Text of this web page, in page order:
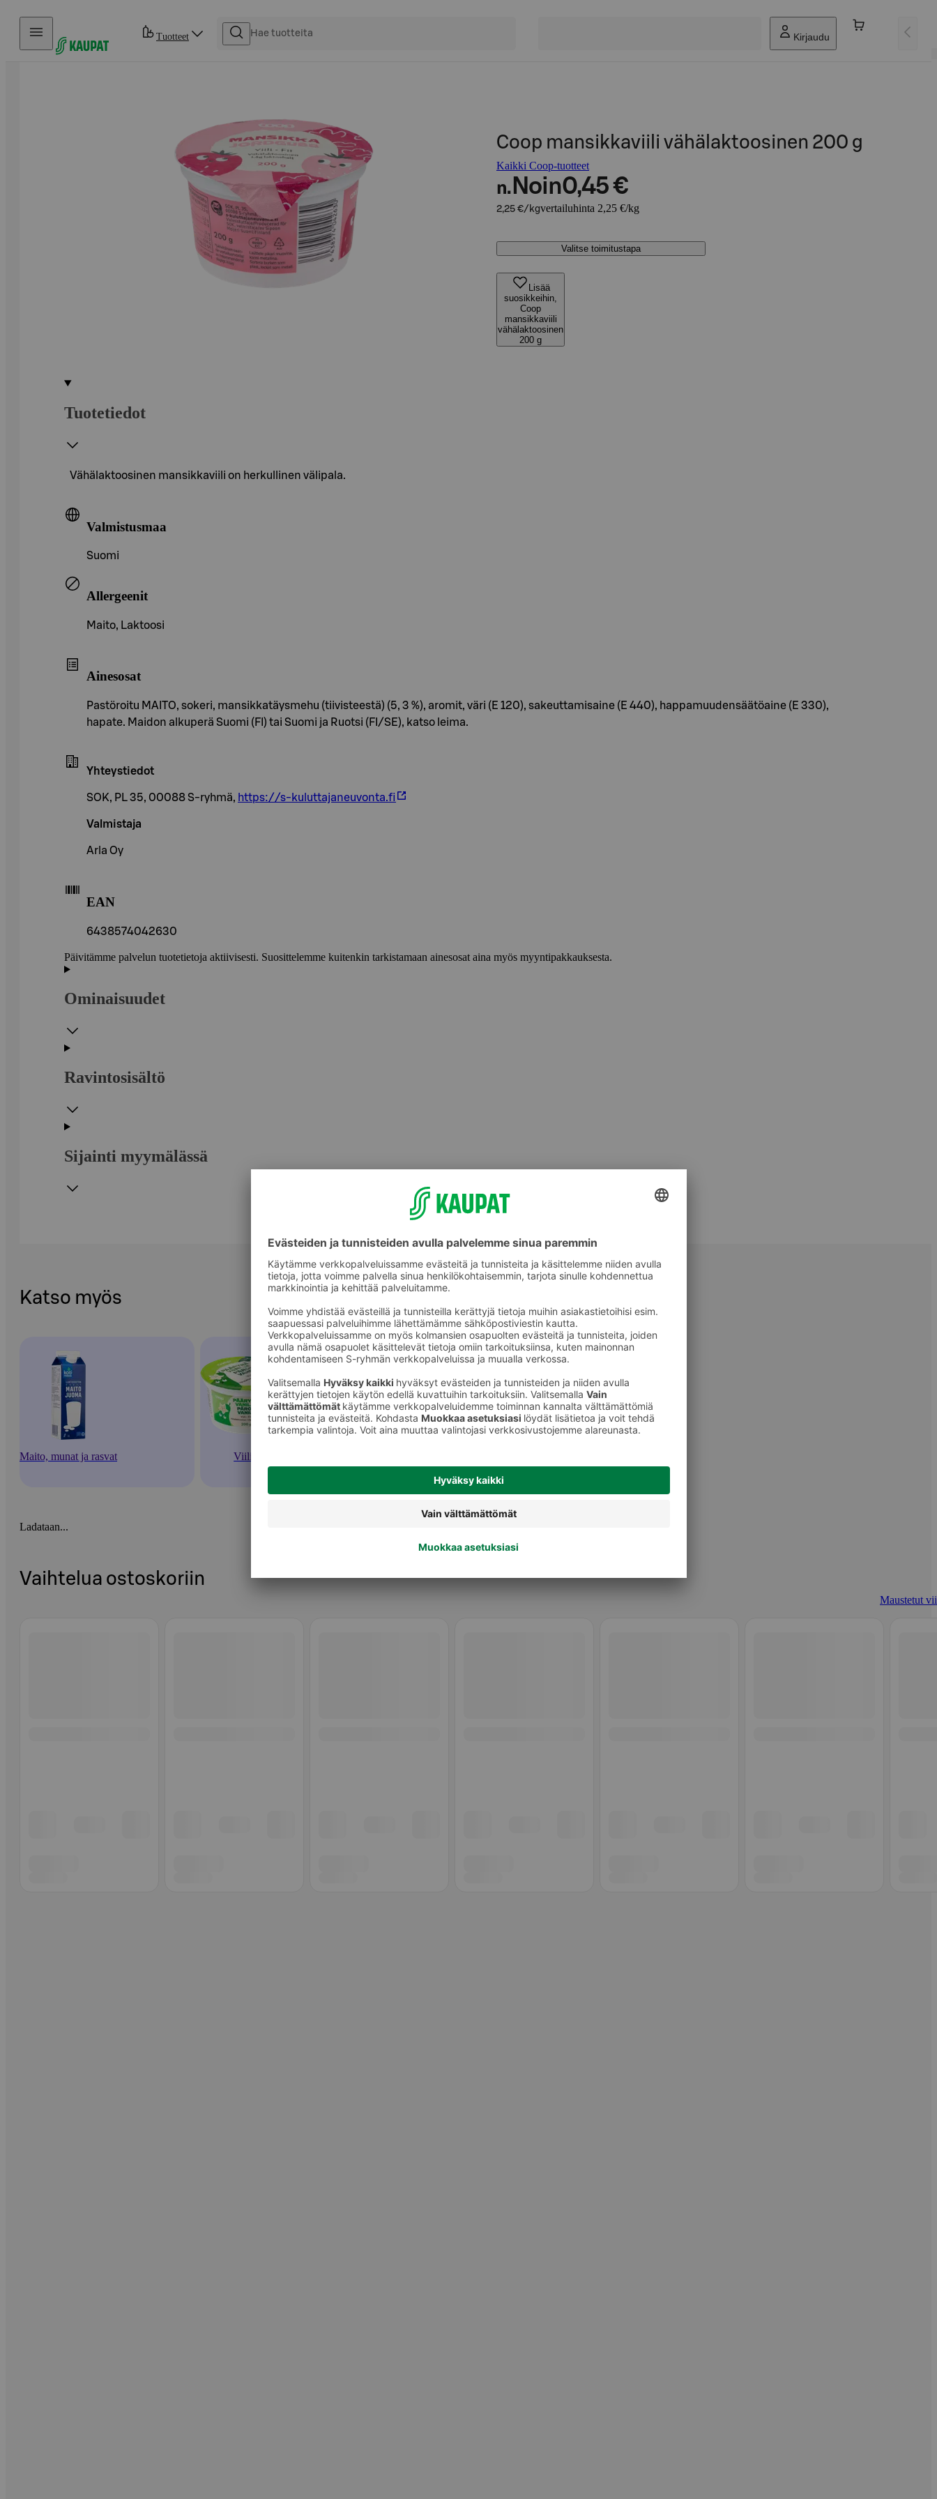
Hyppää sisältöön
Tuotteet Kirjaudu
Coop mansikkaviili vähälaktoosinen 200 g
Kaikki Coop-tuotteet
n. Noin0,45 €
2,25 €/kgvertailuhinta 2,25 €/kg
Valitse toimitustapa
Lisää
suosikkeihin,
Coop
mansikkaviili
vähälaktoosinen
200 g
Tuotetiedot
Vähälaktoosinen mansikkaviili on herkullinen välipala.
Valmistusmaa
Suomi
Allergeenit
Maito, Laktoosi
Ainesosat
Pastöroitu MAITO, sokeri, mansikkatäysmehu (tiivisteestä) (5, 3 %), aromit, väri (E 120), sakeuttamisaine (E 440), happamuudensäätöaine (E 330),
hapate. Maidon alkuperä Suomi (FI) tai Suomi ja Ruotsi (FI/SE), katso leima.
Yhteystiedot
SOK, PL 35, 00088 S-ryhmä, https://s-kuluttajaneuvonta.fi
Valmistaja
Arla Oy
EAN
6438574042630
Päivitämme palvelun tuotetietoja aktiivisesti. Suosittelemme kuitenkin tarkistamaan ainesosat aina myös myyntipakkauksesta.
Ominaisuudet
Ravintosisältö
Sijainti myymälässä
Katso myös
Maito, munat ja rasvat Viilit
Ladataan...
Vaihtelua ostoskoriin
Maustetut